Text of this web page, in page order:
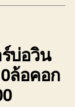
บ่อวิน
ล้อคอก